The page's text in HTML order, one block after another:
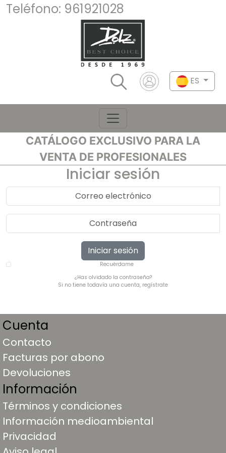
Teléfono: 961921028
ES
CATÁLOGO EXCLUSIVO PARA LA
VENTA DE PROFESIONALES
Iniciar sesión
Iniciar sesión
Recuérdame
¿Has olvidado la contraseña?
Si no tiene todavía una cuenta, regístrate
Cuenta
Contacto
Facturas por abono
Devoluciones
Información
Términos y condiciones
Información medioambiental
Privacidad